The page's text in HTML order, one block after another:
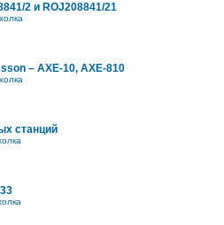
2 и ROJ208841/21
– AXE-10, AXE-810
станций